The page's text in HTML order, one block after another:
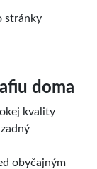
stránky
doma
kvality
obyčajným